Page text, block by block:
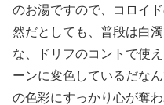
のお湯ですので、コロイ
然だとしても、普段は白
な、ドリフのコントで使
ーンに変色しているだな
の色彩にすっかり心が奪